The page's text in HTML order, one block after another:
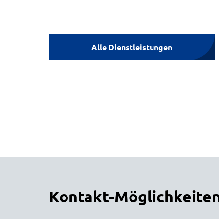
Alle Dienstleistungen
Kontakt-